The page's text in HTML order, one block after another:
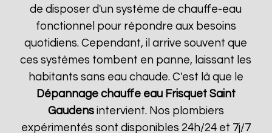
de disposer d'un système de chauffe-eau
fonctionnel pour répondre aux besoins
quotidiens. Cependant, il arrive souvent que
ces systèmes tombent en panne, laissant les
habitants sans eau chaude. C'est là que le
Dépannage chauffe eau Frisquet Saint
Gaudensintervient. Nos plombiers
expérimentés sont disponibles 24h/24 et 7j/7